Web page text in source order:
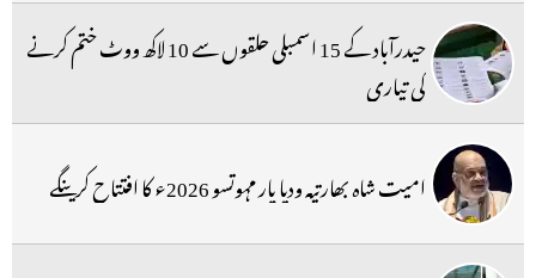
حیدرآباد کے 15 اسمبلی حلقوں سے 10 لاکھ ووٹ ختم کرنے
کی تیاری
امیت شاہ بھارتیہ ودیا پار مہوتسو 2026ء کا افتتاح کرینگے